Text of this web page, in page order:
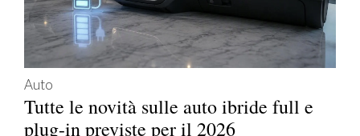
Auto
Tutte le novità sulle auto ibride full e
plug-in previste per il 2026